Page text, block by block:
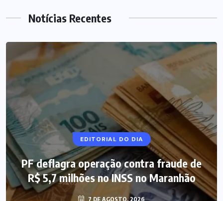
Notícias Recentes
EDITORIAL DO DIA
PF deflagra operação contra fraude de
R$ 5,7 milhões no INSS no Maranhão
7 DE AGOSTO, 2026
NOTÍCIAS DO BRASIL
Mega-Sena 3.041 acumula, e prêmio
estimado chega a R$ 165 milhões
7 DE AGOSTO, 2026